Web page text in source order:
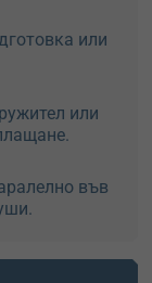
или
или
във